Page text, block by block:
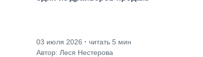
03 июля 2026 · читать 5 мин
Автор: Леся Нестерова